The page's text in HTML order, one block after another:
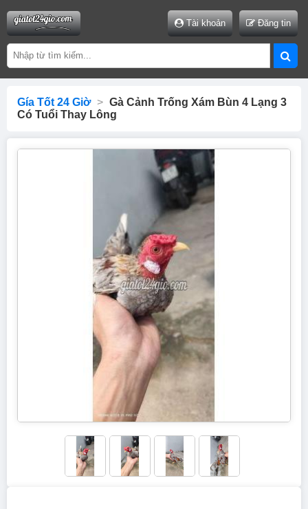
Tài khoản Đăng tin
Gía Tốt 24 Giờ > Gà Cảnh Trống Xám Bùn 4 Lạng 3
Có Tuổi Thay Lông